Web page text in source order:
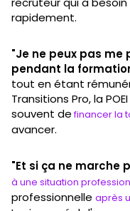
rapidement.
"Je ne peux pas
pendant la
tout en étant
Transitions Pro, la
souvent definancer la
avancer.
"Et si ça ne marche
à une situation
professionnelle après